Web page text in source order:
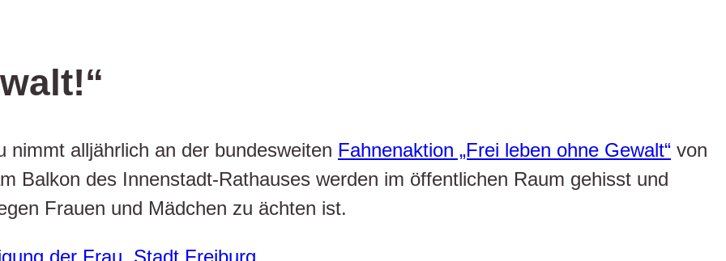
nimmt alljährlich an der bundesweiten Fahnenaktion „Frei leben ohne Gewalt“ von
Balkon des Innenstadt-Rathauses werden im öffentlichen Raum gehisst und
Frauen und Mädchen zu ächten ist.